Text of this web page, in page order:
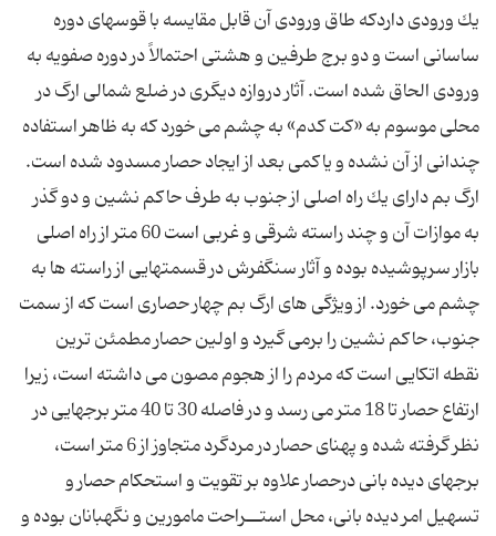
یك ورودی داردكه طاق ورودی آن قابل مقایسه با قوسهای دوره
ساسانی است و دو برج طرفین و هشتی احتمالاً در دوره صفویه به
ورودی الحاق شده است. آثار دروازه دیگری در ضلع شمالی ارگ در
محلی موسوم به «كت كدم» به چشم می خورد كه به ظاهر استفاده
چندانی از آن نشده و یاكمی بعد از ایجاد حصار مسدود شده است.
ارگ بم دارای یك راه اصلی از جنوب به طرف حاكم نشین و دو گذر
به موازات آن و چند راسته شرقی و غربی است 60 متر از راه اصلی
بازار سرپوشیده بوده و آثار سنگفرش در قسمتهایی از راسته ها به
چشم می خورد. از ویژگی های ارگ بم چهار حصاری است كه از سمت
جنوب، حاكم نشین را برمی گیرد و اولین حصار مطمئن ترین
نقطه اتكایی است كه مردم را از هجوم مصون می داشته است، زیرا
ارتفاع حصار تا 18 متر می رسد و در فاصله 30 تا 40 متر برجهایی در
نظر گرفته شده و پهنای حصار در مردگرد متجاوز از 6 متر است،
برجهای دیده بانی درحصار علاوه بر تقویت و استحكام حصار و
تسهیل امر دیده بانی، محل استــراحت مامورین و نگهبانان بوده و